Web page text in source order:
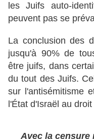
les Juifs auto-
peuvent pas se
La conclusion des
jusqu'à 90% de
être juifs, dans
du tout des Juifs.
sur l'antisémitisme
l'État d'Israël au
Avec la censure